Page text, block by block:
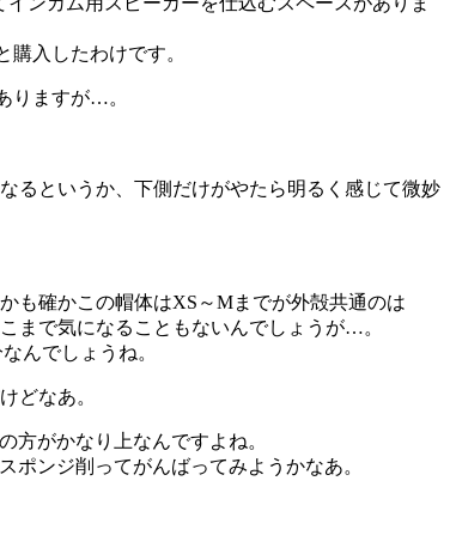
入したわけです。
りますが…。
るというか、下側だけがやたら明るく感じて微妙
も確かこの帽体はXS～Mまでが外殻共通のは
まで気になることもないんでしょうが…。
んでしょうね。
どなあ。
方がかなり上なんですよね。
ンジ削ってがんばってみようかなあ。